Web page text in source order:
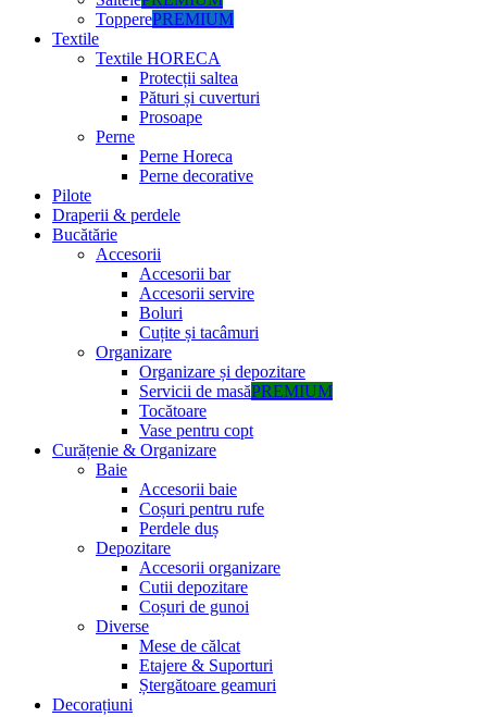
TopperePREMIUM
Textile
Textile HORECA
Protecții saltea
Pături și cuverturi
Prosoape
Perne
Perne Horeca
Perne decorative
Pilote
Draperii & perdele
Bucătărie
Accesorii
Accesorii bar
Accesorii servire
Boluri
Cuțite și tacâmuri
Organizare
Organizare și depozitare
Servicii de masăPREMIUM
Tocătoare
Vase pentru copt
Curățenie & Organizare
Baie
Accesorii baie
Coșuri pentru rufe
Perdele duș
Depozitare
Accesorii organizare
Cutii depozitare
Coșuri de gunoi
Diverse
Mese de călcat
Etajere & Suporturi
Ștergătoare geamuri
Decorațiuni